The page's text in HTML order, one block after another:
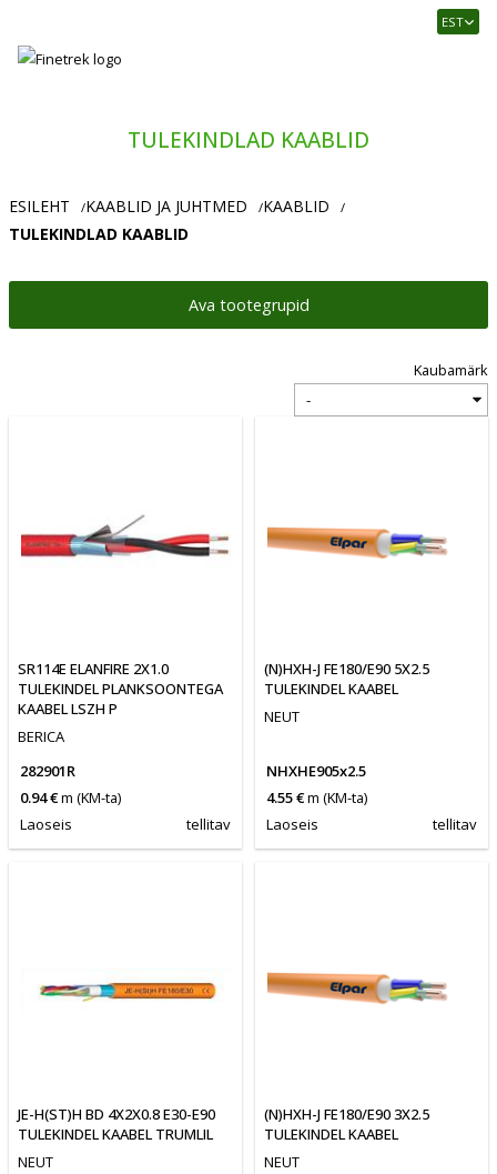
Usaldusväärne
tööstusautomaatika
EST
TULEKINDLAD KAABLID
ESILEHT /KAABLID JA JUHTMED /KAABLID /
TULEKINDLAD KAABLID
Ava tootegrupid
Kaubamärk
kaubamärk:
SR114E ELANFIRE 2X1.0
TULEKINDEL PLANKSOONTEGA
KAABEL LSZH P
BERICA
282901R
0.94 €m (KM-ta)
Laoseis
tellitav
(N)HXH-J FE180/E90 5X2.5
TULEKINDEL KAABEL
NEUT
NHXHE905x2.5
4.55 €m (KM-ta)
Laoseis
tellitav
JE-H(ST)H BD 4X2X0.8 E30-E90
TULEKINDEL KAABEL TRUMLIL
NEUT
(N)HXH-J FE180/E90 3X2.5
TULEKINDEL KAABEL
NEUT